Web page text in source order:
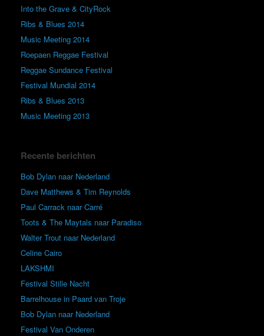
Into the Grave & CityRock
Ribs & Blues 2014
Music Meeting 2014
Roepaen Reggae Festival
Reggae Sundance Festival
Festival Mundial 2014
Ribs & Blues 2013
Music Meeting 2013
Recente berichten
Bob Dylan naar Nederland
Dave Matthews & Tim Reynolds
Paul Carrack naar Carré
Toots & The Maytals naar Paradiso
Walter Trout naar Nederland
Celine Cairo
LAKSHMI
Festival Stille Nacht
Barrelhouse in Paard van Troje
Bob Dylan naar Nederland
Festival Van Onderen